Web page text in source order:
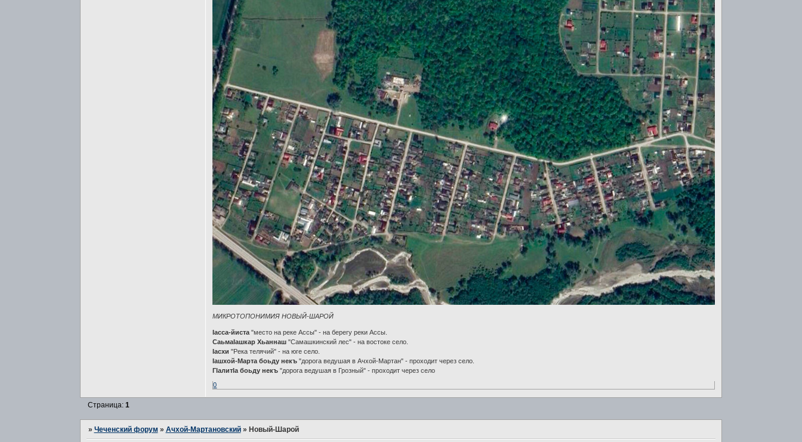
МИКРОТОПОНИМИЯ НОВЫЙ-ШАРОЙ
Iасса-йиста "место на реке Ассы" - на берегу реки Ассы.
СаьмаIашкар Хьаннаш "Самашкинский лес" - на востоке село.
Iасхи "Река телячий" - на юге село.
Iашхой-Марта боьду некъ "дорога ведушая в Ачхой-Мартан" - проходит через село.
ГIалитIа боьду некъ"дорога ведушая в Грозный" - проходит через село
0
Страница: 1
» Чеченский форум » Ачхой-Мартановский » Новый-Шарой